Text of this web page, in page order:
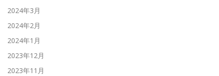
2024年3月
2024年2月
2024年1月
2023年12月
2023年11月